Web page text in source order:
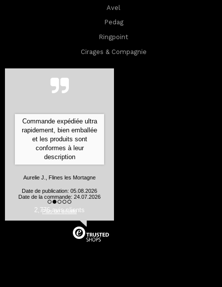
Avel
Pedag
Ringpoint
Cirages & Compagnie
Commande expédiée ultra
rapidement, bien emballée
et les produits sont
conformes à leur
description
Aurelie J., Flines les Mortagne
Date de publication: 05.08.2026
Date de la commande: 24.07.2026
Plus de détails
2,776 avis clients